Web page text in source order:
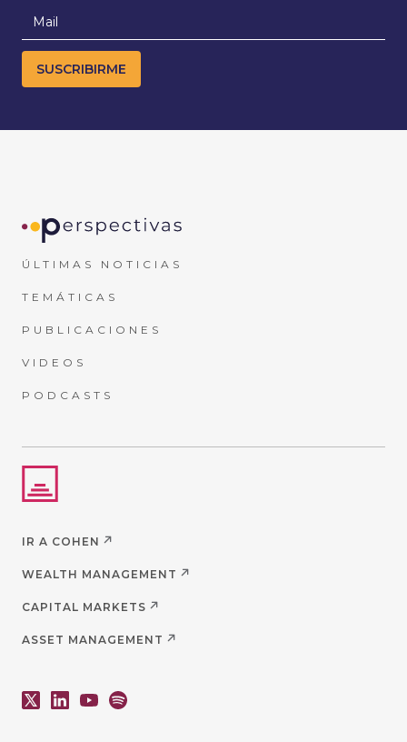
ÚLTIMAS NOTICIAS
TEMÁTICAS
PUBLICACIONES
VIDEOS
PODCASTS
IR A COHEN
WEALTH MANAGEMENT
CAPITAL MARKETS
ASSET MANAGEMENT